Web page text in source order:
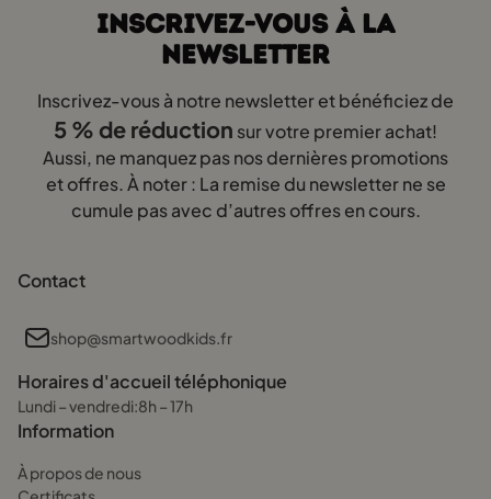
toute la nuit! Il leur faut donc un matelas qui s’adapte
parfaitement à leur morphologie tout en maintenant un bon
alignement de la colonne vertébrale.
Avantages des matelas en mousse:
Élasticité optimale – Un matelas enfant 140x90 épouse les
formes du corps et réduit les points de pression.
Ventilation naturelle – Contrairement aux matelas qui
retiennent l’humidité, la mousse laisse circuler l’air, évitant
Propriétés hypoallergéniques – Les matelas enfant 120x90
Le matelas lit bebe 90x140 doit garantir une fermeté suffisante
pour bien soutenir le corps en pleine croissance, sans être trop
dur ni trop mou.
Comment bien choisir un matelas
INSCRIVEZ-VOUS À LA
NEWSLETTER
Inscrivez-vous à notre newsletter et bénéficiez de
5 % de réduction sur votre premier achat!
Aussi, ne manquez pas nos dernières promotions
et offres. À noter : La remise du newsletter ne se
cumule pas avec d’autres offres en cours.
Contact
shop@smartwoodkids.fr
Horaires d'accueil téléphonique
Lundi – vendredi:8h – 17h
Information
À propos de nous